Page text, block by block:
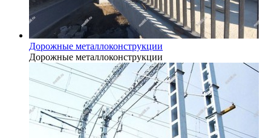
Дорожные металлоконструкции
Дорожные металлоконструкции